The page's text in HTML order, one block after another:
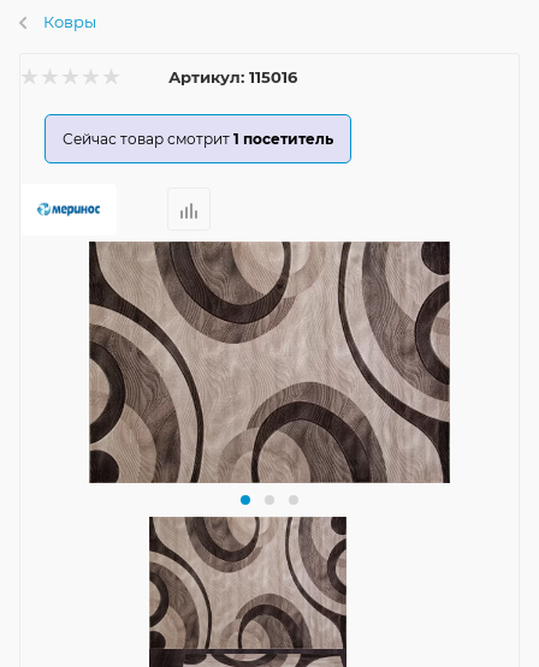
Ковры
Артикул: 115016
Сейчас товар смотрит 1 посетитель